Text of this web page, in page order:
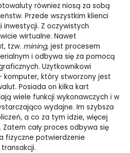
również niosą za sobą
Przede wszystkim klienci
inwestycji. Z oczywistych
wirtualne. Nawet
tzw. mining, jest procesem
i odbywa się za pomocą
Użytkownikowi
komputer, który stworzony jest
Posiada on kilka kart
wiele funkcji wykonawczych i w
wydajne. Im szybsza
a co za tym idzie, więcej
cały proces odbywa się
fizyczne potwierdzenie